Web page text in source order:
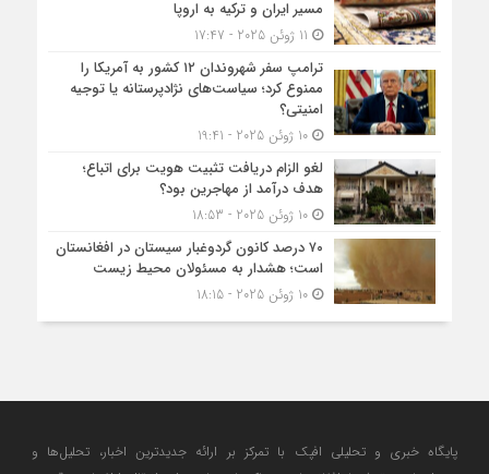
مسیر ایران و ترکیه به اروپا
ترامپ سفر شهروندان ۱۲ کشور به آمریکا را
ممنوع کرد؛ سیاست‌های نژادپرستانه یا توجیه
امنیتی؟
10 ژوئن 2025 - 19:41
لغو الزام دریافت تثبیت هویت برای اتباع؛
هدف درآمد از مهاجرین بود؟
10 ژوئن 2025 - 18:53
۷۰ درصد کانون گردوغبار سیستان در افغانستان
است؛ هشدار به مسئولان محیط زیست
10 ژوئن 2025 - 18:15
پایگاه خبری و تحلیلی افپک با تمرکز بر ارائه جدیدترین اخبار، تحلیل‌ها و